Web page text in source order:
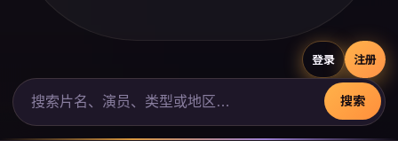
登录 注册
搜索